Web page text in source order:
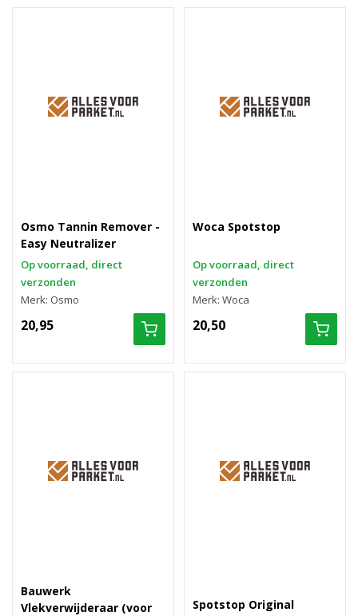
Osmo Tannin Remover -
Easy Neutralizer
Op voorraad, direct
verzonden
Merk: Osmo
20,95
Woca Spotstop
Op voorraad, direct
verzonden
Merk: Woca
20,50
Bauwerk
Vlekverwijderaar (voor
Spotstop Original